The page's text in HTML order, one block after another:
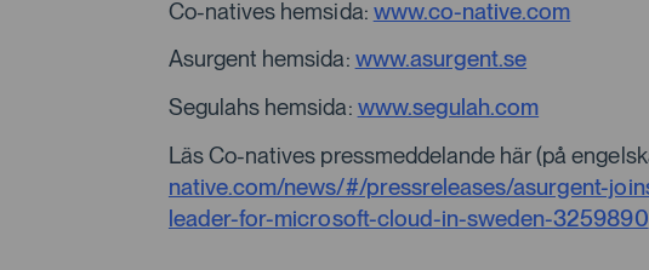
Co-natives hemsida: www.co-native.com
Asurgent hemsida: www.asurgent.se
Segulahs hemsida: www.segulah.com
Läs Co-natives pressmeddelande här (på
native.com/news/#/pressreleases/asurgent-
leader-for-microsoft-cloud-in-sweden-3259890